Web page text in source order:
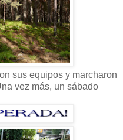
sus equipos y marcharon
vez más, un sábado